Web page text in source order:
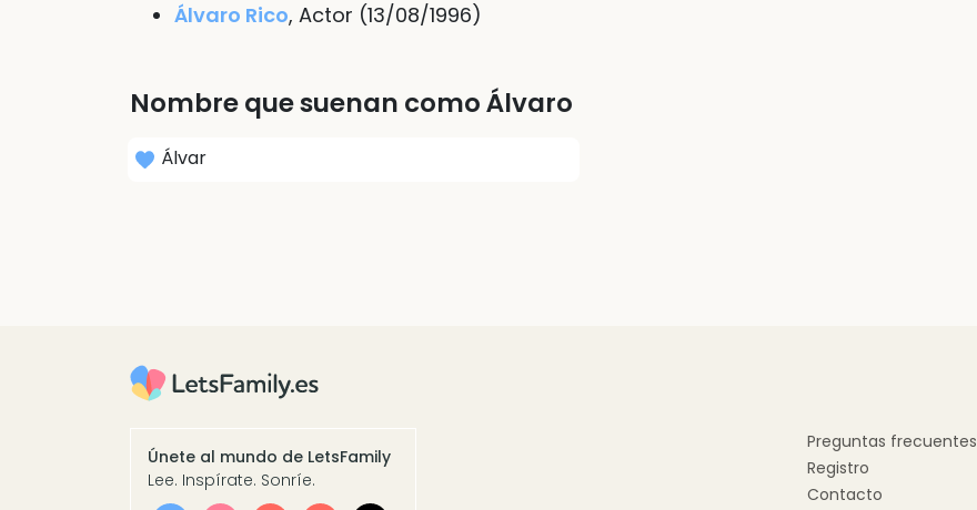
Álvaro Rico, Actor (13/08/1996)
Nombre que suenan como Álvaro
Álvar
Únete al mundo de LetsFamily
Lee. Inspírate. Sonríe.
Preguntas frecuentes
Registro
Contacto